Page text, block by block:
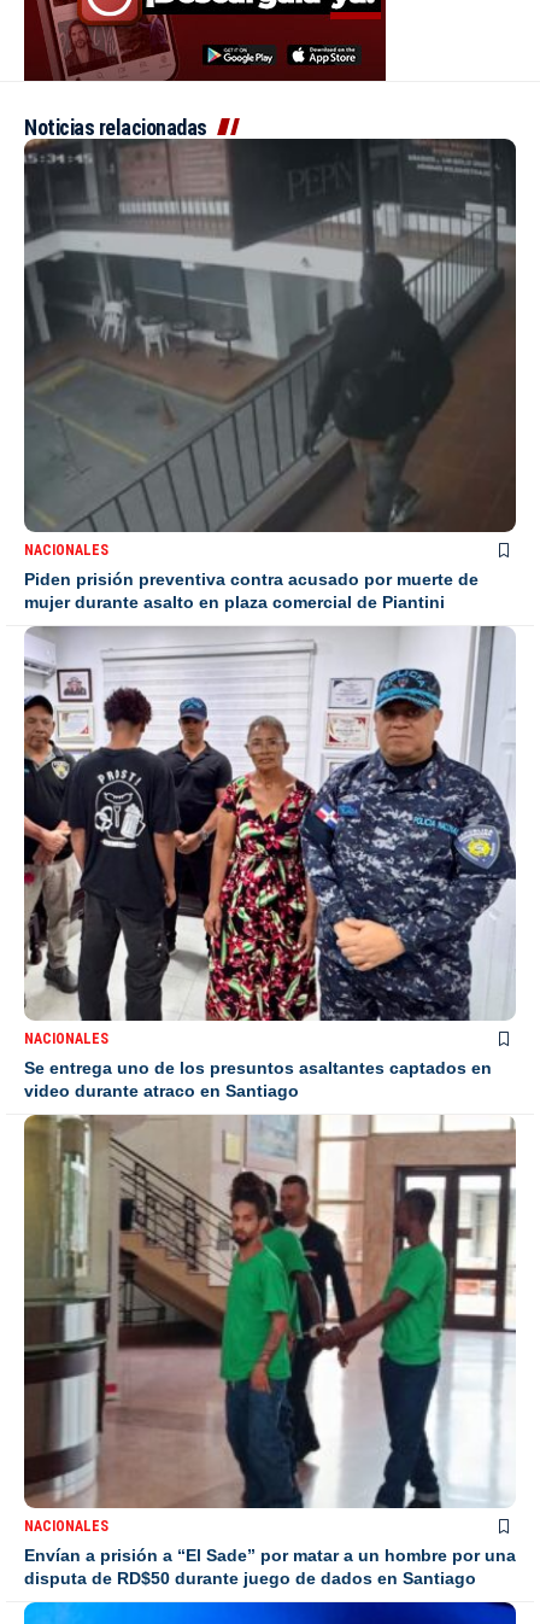
Noticias relacionadas
NACIONALES
Piden prisión preventiva contra acusado por muerte de
mujer durante asalto en plaza comercial de Piantini
NACIONALES
Se entrega uno de los presuntos asaltantes captados en
video durante atraco en Santiago
NACIONALES
Envían a prisión a “El Sade” por matar a un hombre por una
disputa de RD$50 durante juego de dados en Santiago